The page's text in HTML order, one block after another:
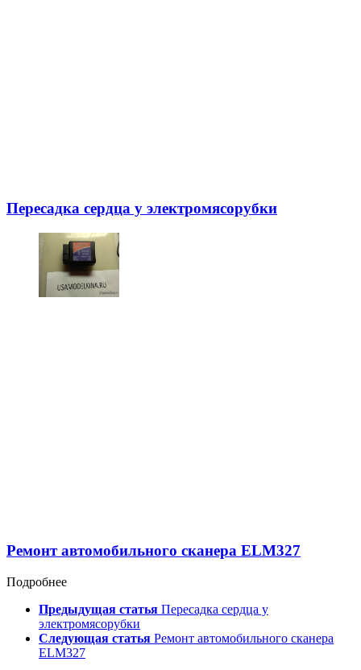
Пересадка сердца у электромясорубки
Ремонт автомобильного сканера ELM327
Подробнее
Предыдущая статья Пересадка сердца у
электромясорубки
Следующая статья Ремонт автомобильного сканера
ELM327